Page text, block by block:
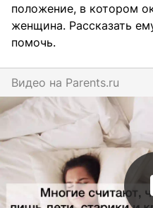
положение, в котором
женщина. Рассказать
помочь.
Видео на parents.ru